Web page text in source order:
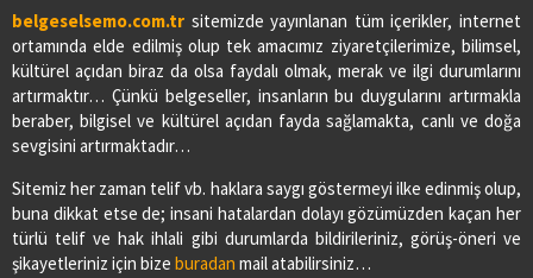
belgeselsemo.com.tr sitemizde yayınlanan tüm içerikler, internet
ortamında elde edilmiş olup tek amacımız ziyaretçilerimize, bilimsel,
kültürel açıdan biraz da olsa faydalı olmak, merak ve ilgi durumlarını
artırmaktır… Çünkü belgeseller, insanların bu duygularını artırmakla
beraber, bilgisel ve kültürel açıdan fayda sağlamakta, canlı ve doğa
sevgisini artırmaktadır…
Sitemiz her zaman telif vb. haklara saygı göstermeyi ilke edinmiş olup,
buna dikkat etse de; insani hatalardan dolayı gözümüzden kaçan her
türlü telif ve hak ihlali gibi durumlarda bildirileriniz, görüş-öneri ve
şikayetleriniz için bize buradan mail atabilirsiniz…